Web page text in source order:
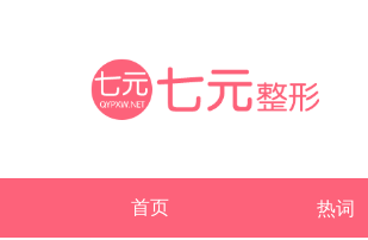
首页 热词